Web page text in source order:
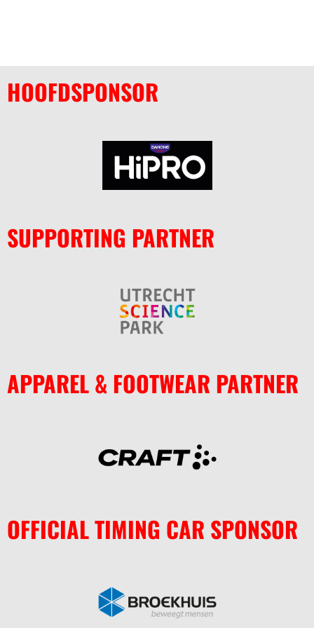
HOOFDSPONSOR
SUPPORTING PARTNER
APPAREL & FOOTWEAR PARTNER
OFFICIAL TIMING CAR SPONSOR